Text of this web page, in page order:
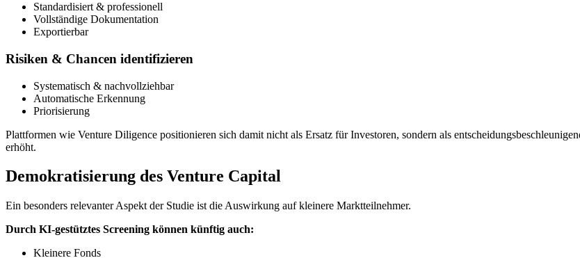
Standardisiert & professionell
Vollständige Dokumentation
Exportierbar
Risiken & Chancen identifizieren
Systematisch & nachvollziehbar
Automatische Erkennung
Priorisierung
Plattformen wie Venture Diligence positionieren sich damit nicht als Ersatz für Investoren, sondern als
erhöht.
Demokratisierung des Venture Capital
Ein besonders relevanter Aspekt der Studie ist die Auswirkung auf kleinere Marktteilnehmer.
Durch KI-gestütztes Screening können künftig auch:
Kleinere Fonds